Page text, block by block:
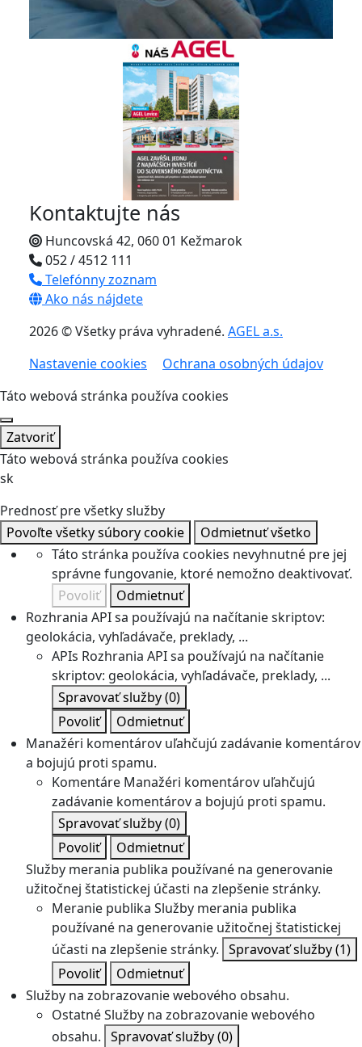
Kontaktujte nás
Huncovská 42, 060 01 Kežmarok
052 / 4512 111
Telefónny zoznam
Ako nás nájdete
2026 © Všetky práva vyhradené. AGEL a.s.
Nastavenie cookies
Ochrana osobných údajov
Táto webová stránka používa cookies
Zatvoriť
Táto webová stránka používa cookies
sk
Prednosť pre všetky služby
Povoľte všetky súbory cookie
Odmietnuť všetko
Táto stránka používa cookies nevyhnutné pre jej
správne fungovanie, ktoré nemožno deaktivovať.
Povoliť
Odmietnuť
Rozhrania API sa používajú na načítanie skriptov:
geolokácia, vyhľadávače, preklady, ...
APIs Rozhrania API sa používajú na načítanie
skriptov: geolokácia, vyhľadávače, preklady, ...
Spravovať služby(0)
Povoliť
Odmietnuť
Manažéri komentárov uľahčujú zadávanie komentárov
a bojujú proti spamu.
Komentáre Manažéri komentárov uľahčujú
zadávanie komentárov a bojujú proti spamu.
Spravovať služby(0)
Povoliť
Odmietnuť
Služby merania publika používané na generovanie
užitočnej štatistickej účasti na zlepšenie stránky.
Meranie publika Služby merania publika
používané na generovanie užitočnej štatistickej
účasti na zlepšenie stránky. Spravovať služby(1)
Povoliť
Odmietnuť
Služby na zobrazovanie webového obsahu.
OstatnéSlužby na zobrazovanie webového
obsahu. Spravovať služby(0)